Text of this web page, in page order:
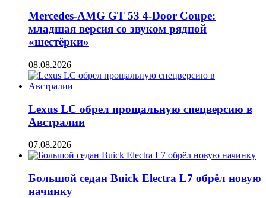
Mercedes-AMG GT 53 4-Door Coupe:
младшая версия со звуком рядной
«шестёрки»
08.08.2026
Lexus LC обрел прощальную спецверсию в
Австралии
07.08.2026
Большой седан Buick Electra L7 обрёл новую
начинку